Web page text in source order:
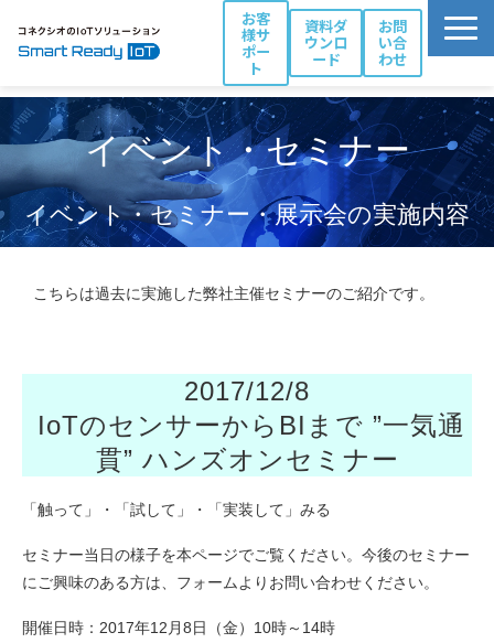
お客
様サ
ポー
ト
資料ダ
ウンロ
ード
お問
い合
わせ
活用シーン別ソリューション一覧
コネクシオIoTの強み
製品・サービス
導入事例
お役立ち資料
イベント・セミナー
イベント・セミナー・展示会の実施内容
こちらは過去に実施した弊社主催セミナーのご紹介です。
2017/12/8
IoTのセンサーからBIまで ”一気通
貫” ハンズオンセミナー
「触って」・「試して」・「実装して」みる
セミナー当日の様子を本ページでご覧ください。今後のセミナー
にご興味のある方は、フォームよりお問い合わせください。
開催日時：2017年12月8日（金）10時～14時